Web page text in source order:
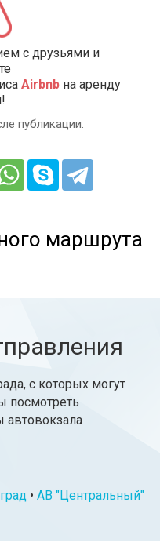
с друзьями и
Airbnbна аренду
публикации.
маршрута
с которых могут
посмотреть
автовокзала
• АВ "Центральный"